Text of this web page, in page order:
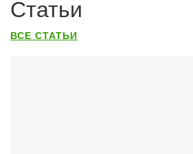
Статьи
ВСЕ СТАТЬИ